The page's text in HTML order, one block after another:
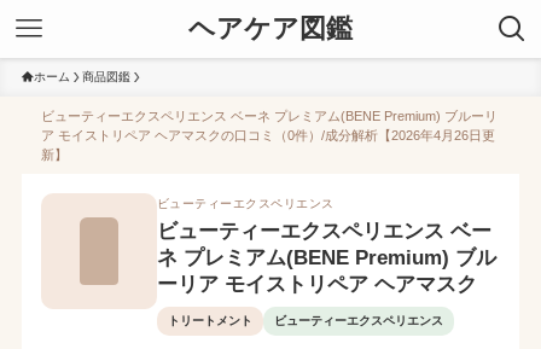
ヘアケア図鑑
ホーム 商品図鑑
ビューティーエクスペリエンス ベーネ プレミアム(BENE Premium) ブルーリ
ア モイストリペア ヘアマスクの口コミ（0件）/成分解析【2026年4月26日更
新】
ビューティーエクスペリエンス
ビューティーエクスペリエンス ベー
ネ プレミアム(BENE Premium) ブル
ーリア モイストリペア ヘアマスク
トリートメント ビューティーエクスペリエンス